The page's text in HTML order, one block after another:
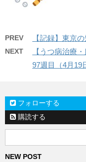
PREV 【記録】東京
NEXT
【うつ病治療
97週目（4月19
フォローする
購読する
NEW POST